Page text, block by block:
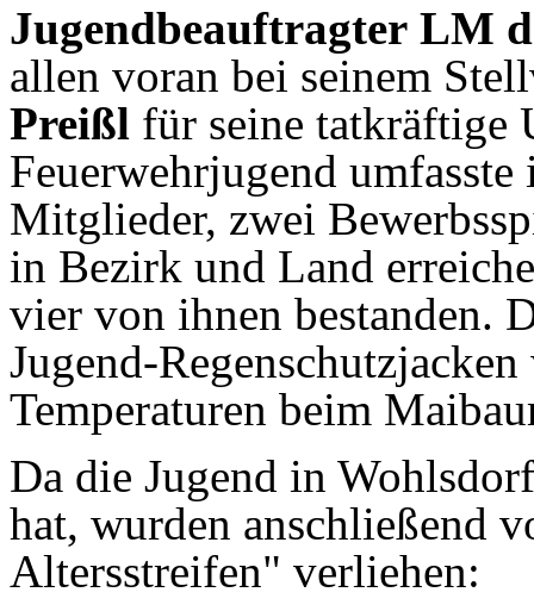
Jugendbeauftragter LM
allen voran bei seinem
Preißl für seine tatkräftige
Feuerwehrjugend umfasste
Mitglieder, zwei
in Bezirk und Land
vier von ihnen bestanden.
Jugend-
Temperaturen beim
Da die Jugend in
hat, wurden anschließend
Altersstreifen" verliehen: